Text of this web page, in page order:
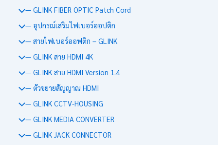
— GLINK FIBER OPTIC Patch Cord
— อุปกรณ์เสริมไฟเบอร์ออปติก
— สายไฟเบอร์ออฟติก – GLINK
— GLINK สาย HDMI 4K
— GLINK สาย HDMI Version 1.4
— ตัวขยายสัญญาณ HDMI
— GLINK CCTV-HOUSING
— GLINK MEDIA CONVERTER
— GLINK JACK CONNECTOR